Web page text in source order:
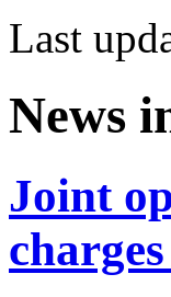
Last
News
Joint